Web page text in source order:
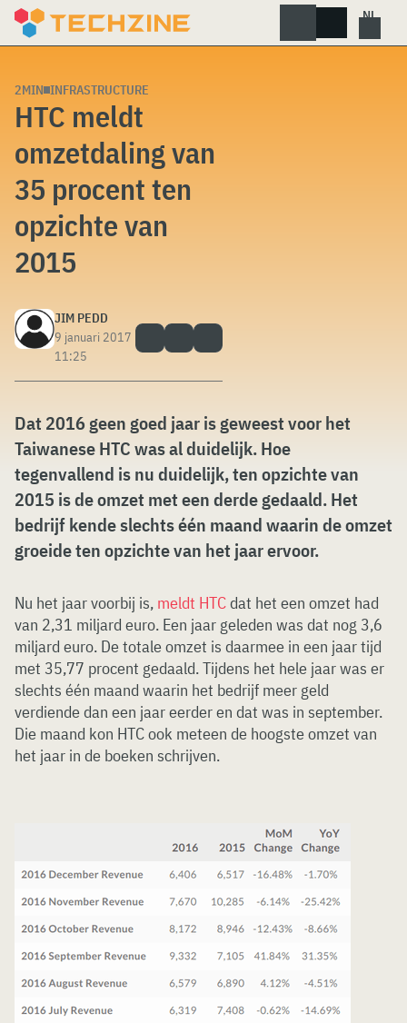
Skip
2MIN INFRASTRUCTURE
HTC meldt
omzetdaling van
35 procent ten
opzichte van
2015
JIM PEDD
9 januari 2017
11:25
Dat 2016 geen goed jaar is geweest voor het
Taiwanese HTC was al duidelijk. Hoe
tegenvallend is nu duidelijk, ten opzichte van
2015 is de omzet met een derde gedaald. Het
bedrijf kende slechts één maand waarin de omzet
groeide ten opzichte van het jaar ervoor.
Nu het jaar voorbij is, meldt HTCdat het een omzet had
van 2,31 miljard euro. Een jaar geleden was dat nog 3,6
miljard euro. De totale omzet is daarmee in een jaar tijd
met 35,77 procent gedaald. Tijdens het hele jaar was er
slechts één maand waarin het bedrijf meer geld
verdiende dan een jaar eerder en dat was in september.
Die maand kon HTC ook meteen de hoogste omzet van
het jaar in de boeken schrijven.